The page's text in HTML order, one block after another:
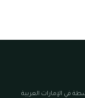
في الإمارات العربية